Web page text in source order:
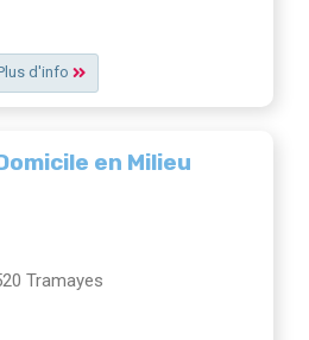
d'info
en Milieu
Tramayes